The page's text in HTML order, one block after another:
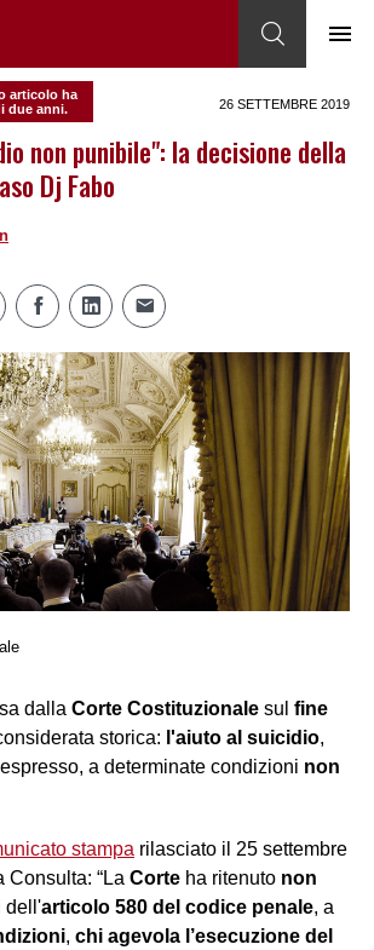
articolo ha
due anni.
26 SETTEMBRE 2019
non punibile": la decisione della
Dj Fabo
dalla Corte Costituzionale sul fine
storica: l'aiuto al suicidio,
a determinate condizioni non
stampa rilasciato il 25 settembre
“La Corte ha ritenuto non
dell'articolo 580 del codice penale, a
, chi agevola l’esecuzione del